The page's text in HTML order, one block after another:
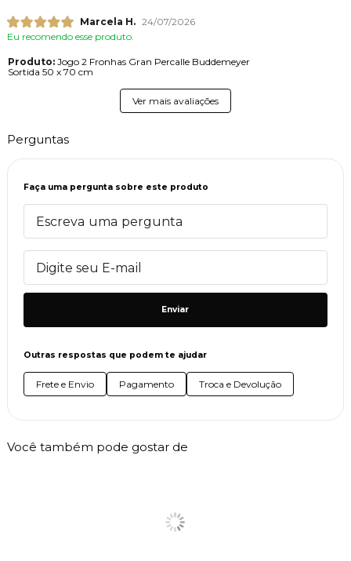
Marcela H. 24/07/2026
Eu recomendo esse produto.
Produto:Jogo 2 Fronhas Gran Percalle Buddemeyer
Sortida 50 x 70 cm
Ver mais avaliações
Perguntas
Faça uma pergunta sobre este produto
Enviar
Outras respostas que podem te ajudar
Frete e Envio Pagamento Troca e Devolução
Você também pode gostar de